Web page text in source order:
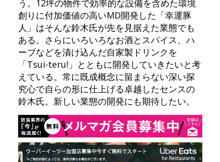
う。12坪の物件で効率的な設備を含めた環境
創りに付加価値の高いMD開発した「幸運豚
人」はそんな鈴木氏が先を見据えた業態でも
ある。さらにいろいろなお酒とスパイス、ハ
ーブなどを漬け込んだ自家製ドリンクを
「Tsui-teru!」とともに開発していきたいと考
えている。常に既成概念に留まらない深い探
究心で自らの形に仕上げる卓越したセンスの
鈴木氏。新しい業態の開発にも期待したい。